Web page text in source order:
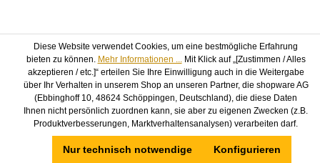
Diese Website verwendet Cookies, um eine bestmögliche Erfahrung
bieten zu können. Mehr Informationen ...Mit Klick auf „[Zustimmen / Alles
akzeptieren / etc.]“ erteilen Sie Ihre Einwilligung auch in die Weitergabe
über Ihr Verhalten in unserem Shop an unseren Partner, die shopware AG
(Ebbinghoff 10, 48624 Schöppingen, Deutschland), die diese Daten
Ihnen nicht persönlich zuordnen kann, sie aber zu eigenen Zwecken (z.B.
Produktverbesserungen, Marktverhaltensanalysen) verarbeiten darf.
Nur technisch notwendige Konfigurieren